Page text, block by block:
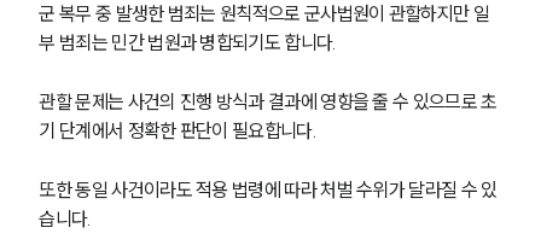
군 복무 중 발생한 범죄는 원칙적으로 군사법원이 관할하지만 일
부 범죄는 민간 법원과 병합되기도 합니다.
관할 문제는 사건의 진행 방식과 결과에 영향을 줄 수 있으므로 초
기 단계에서 정확한 판단이 필요합니다.
또한 동일 사건이라도 적용 법령에 따라 처벌 수위가 달라질 수 있
습니다.